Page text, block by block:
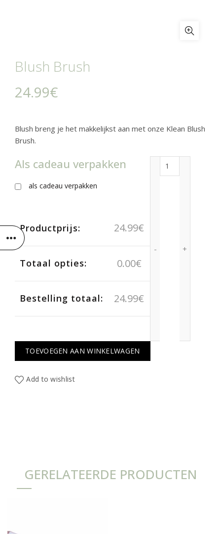
Blush Brush
24.99€
Blush breng je het makkelijkst aan met onze Klean Blush
Brush.
Als cadeau verpakken
als cadeau verpakken
Productprijs: 24.99€
Totaal opties: 0.00€
Bestelling totaal: 24.99€
TOEVOEGEN AAN WINKELWAGEN
Add to wishlist
GERELATEERDE PRODUCTEN